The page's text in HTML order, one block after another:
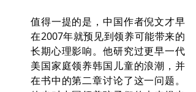
值得一提的是，中国作者倪文才早
在2007年就预见到领养可能带来的
长期心理影响。他研究过更早一代
美国家庭领养韩国儿童的浪潮，并
在书中的第二章讨论了这一问题。